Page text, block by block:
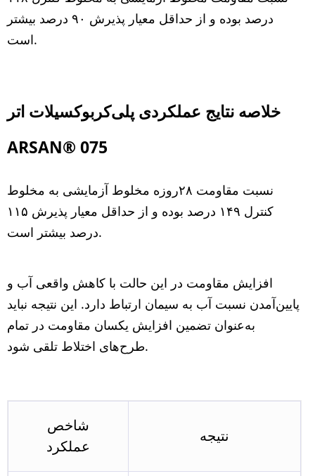
درصد بوده و از حداقل معیار پذیرش ۹۰ درصد بیشتر
است.
خلاصه نتایج عملکردی پلی‌کربوکسیلات اتر
ARSAN® 075
نسبت مقاومت ۲۸روزه مخلوط آزمایشی به مخلوط
کنترل ۱۴۹ درصد بوده و از حداقل معیار پذیرش ۱۱۵
درصد بیشتر است.
افزایش مقاومت در این حالت با کاهش واقعی آب و
پایین‌آمدن نسبت آب به سیمان ارتباط دارد. این نتیجه نباید
به‌عنوان تضمین افزایش یکسان مقاومت در تمام
طرح‌های اختلاط تلقی شود.
شاخص
عملکرد
نتیجه